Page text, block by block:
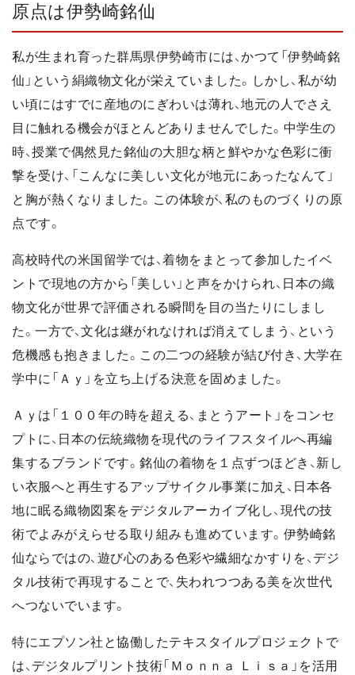
原点は伊勢崎銘仙
私が生まれ育った群馬県伊勢崎市には、かつて「伊勢崎銘
仙」という絹織物文化が栄えていました。しかし、私が幼
い頃にはすでに産地のにぎわいは薄れ、地元の人でさえ
目に触れる機会がほとんどありませんでした。中学生の
時、授業で偶然見た銘仙の大胆な柄と鮮やかな色彩に衝
撃を受け、「こんなに美しい文化が地元にあったなんて」
と胸が熱くなりました。この体験が、私のものづくりの原
点です。
高校時代の米国留学では、着物をまとって参加したイベ
ントで現地の方から「美しい」と声をかけられ、日本の織
物文化が世界で評価される瞬間を目の当たりにしまし
た。一方で、文化は継がれなければ消えてしまう、という
危機感も抱きました。この二つの経験が結び付き、大学在
学中に「Ａｙ」を立ち上げる決意を固めました。
Ａｙは「１００年の時を超える、まとうアート」をコンセ
プトに、日本の伝統織物を現代のライフスタイルへ再編
集するブランドです。銘仙の着物を１点ずつほどき、新し
い衣服へと再生するアップサイクル事業に加え、日本各
地に眠る織物図案をデジタルアーカイブ化し、現代の技
術でよみがえらせる取り組みも進めています。伊勢崎銘
仙ならではの、遊び心のある色彩や繊細なかすりを、デジ
タル技術で再現することで、失われつつある美を次世代
へつないでいます。
特にエプソン社と協働したテキスタイルプロジェクトで
は、デジタルプリント技術「Ｍｏｎｎａ Ｌｉｓａ」を活用